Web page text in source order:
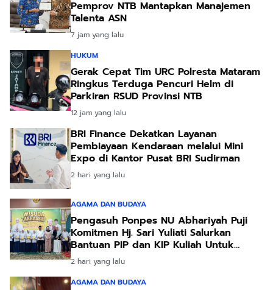
Pemprov NTB Mantapkan Manajemen
Talenta ASN
7 jam yang lalu
HUKUM
Gerak Cepat Tim URC Polresta Mataram
Ringkus Terduga Pencuri Helm di
Parkiran RSUD Provinsi NTB
12 jam yang lalu
BRI Finance Dekatkan Layanan
Pembiayaan Kendaraan melalui Mini
Expo di Kantor Pusat BRI Sudirman
2 hari yang lalu
AGAMA DAN BUDAYA
Pengasuh Ponpes NU Abhariyah Puji
Komitmen Hj. Sari Yuliati Salurkan
Bantuan PIP dan KIP Kuliah Untuk
Santri
2 hari yang lalu
AGAMA DAN BUDAYA